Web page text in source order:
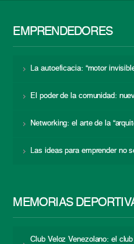
EMPRENDEDORES
La autoeficacia: “motor
El poder de la comunidad:
Networking: el arte de la
Las ideas para emprender no
MEMORIAS
Club Veloz Venezolano: el